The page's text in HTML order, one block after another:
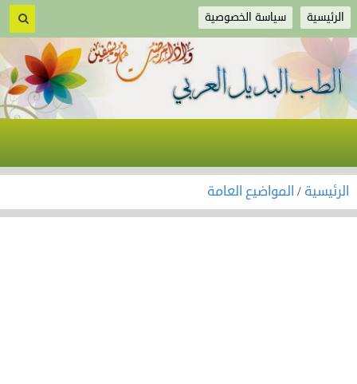
الرئيسية سياسة الخصوصية
الرئيسية / المواضيع العامة